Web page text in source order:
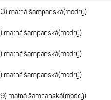
matná šampanská(modrý)
matná šampanská(modrý)
matná šampanská(modrý)
matná šampanská(modrý)
matná šampanská(modrý)